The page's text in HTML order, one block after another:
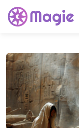
Magie